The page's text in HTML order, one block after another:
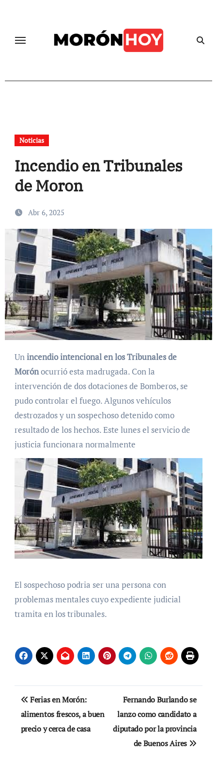
Noticias
Incendio en Tribunales
de Moron
Abr 6, 2025
Unincendio intencional en los Tribunales de
Morónocurrió esta madrugada. Con la
intervención de dos dotaciones de Bomberos, se
pudo controlar el fuego. Algunos vehículos
destrozados y un sospechoso detenido como
resultado de los hechos. Este lunes el servicio de
justicia funcionara normalmente
El sospechoso podria ser una persona con
problemas mentales cuyo expediente judicial
tramita en los tribunales.
Navegación
de
entradas
Ferias en Morón:
alimentos frescos, a buen
precio y cerca de casa
Fernando Burlando se
lanzo como candidato a
diputado por la provincia
de Buenos Aires